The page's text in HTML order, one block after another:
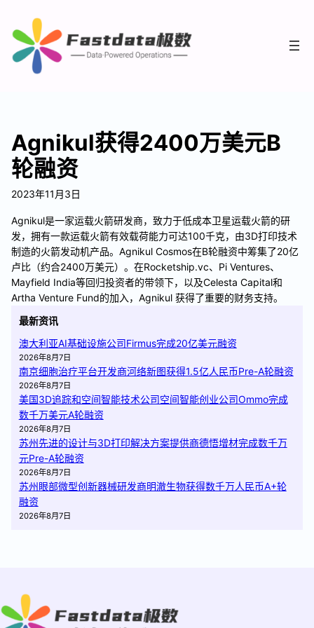
Agnikul获得2400万美元B
轮融资
2023年11月3日
Agnikul是一家运载火箭研发商，致力于低成本卫星运载火箭的研
发，拥有一款运载火箭有效载荷能力可达100千克，由3D打印技术
制造的火箭发动机产品。Agnikul Cosmos在B轮融资中筹集了20亿
卢比（约合2400万美元）。在Rocketship.vc、Pi Ventures、
Mayfield India等回归投资者的带领下，以及Celesta Capital和
Artha Venture Fund的加入，Agnikul 获得了重要的财务支持。
最新资讯
澳大利亚AI基础设施公司Firmus完成20亿美元融资
2026年8月7日
南京细胞治疗平台开发商河络新图获得1.5亿人民币Pre-A轮融资
2026年8月7日
美国3D追踪和空间智能技术公司空间智能创业公司Ommo完成
数千万美元A轮融资
2026年8月7日
苏州先进的设计与3D打印解决方案提供商德悟增材完成数千万
元Pre-A轮融资
2026年8月7日
苏州眼部微型创新器械研发商明澈生物获得数千万人民币A+轮
融资
2026年8月7日